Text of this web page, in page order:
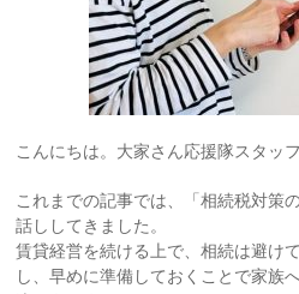
こんにちは。大家さん応援隊スタッフ
これまでの記事では、「相続税対策
話ししてきました。
賃貸経営を続ける上で、相続は避け
し、早めに準備しておくことで家族